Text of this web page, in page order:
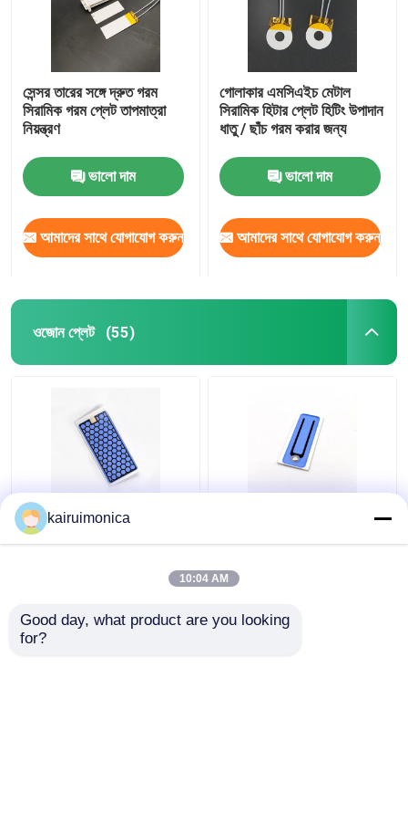
সেন্সর তারের সঙ্গে দ্রুত গরম
সিরামিক গরম প্লেট তাপমাত্রা
নিয়ন্ত্রণ
ভালো দাম
আমাদের সাথে যোগাযোগ করুন
গোলাকার এমসিএইচ মেটাল
সিরামিক হিটার প্লেট হিটিং উপাদান
ধাতু / ছাঁচ গরম করার জন্য
ভালো দাম
আমাদের সাথে যোগাযোগ করুন
ওজোন প্লেট (55)
আর্দ্রতা প্রতিরোধী 5g ওজোন
প্লেট অ্যালুমিনিয়াম হোম জন্য
kairuimonica
10:04 AM
Good day, what product are you looking
for?